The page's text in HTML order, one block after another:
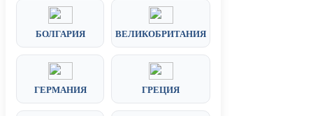
БОЛГАРИЯ ВЕЛИКОБРИТАНИЯ
ГЕРМАНИЯ ГРЕЦИЯ